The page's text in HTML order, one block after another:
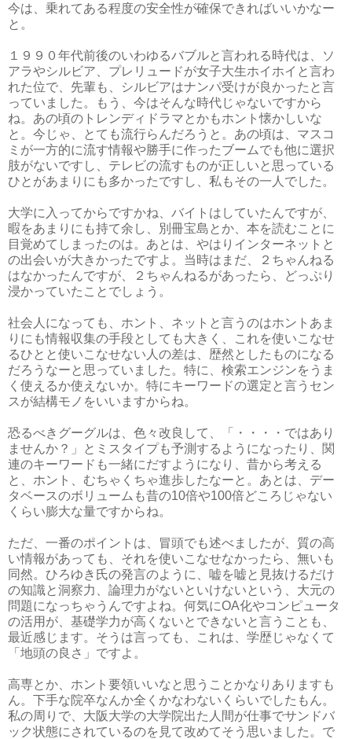
今は、乗れてある程度の安全性が確保できればいいかなー
と。
１９９０年代前後のいわゆるバブルと言われる時代は、ソ
アラやシルビア、プレリュードが女子大生ホイホイと言わ
れた位で、先輩も、シルビアはナンパ受けが良かったと言
っていました。もう、今はそんな時代じゃないですから
ね。あの頃のトレンディドラマとかもホント懐かしいな
と。今じゃ、とても流行らんだろうと。あの頃は、マスコ
ミが一方的に流す情報や勝手に作ったブームでも他に選択
肢がないですし、テレビの流すものが正しいと思っている
ひとがあまりにも多かったですし、私もその一人でした。
大学に入ってからですかね、バイトはしていたんですが、
暇をあまりにも持て余し、別冊宝島とか、本を読むことに
目覚めてしまったのは。あとは、やはりインターネットと
の出会いが大きかったですよ。当時はまだ、２ちゃんねる
はなかったんですが、２ちゃんねるがあったら、どっぷり
浸かっていたことでしょう。
社会人になっても、ホント、ネットと言うのはホントあま
りにも情報収集の手段としても大きく、これを使いこなせ
るひとと使いこなせない人の差は、歴然としたものになる
だろうなーと思っていました。特に、検索エンジンをうま
く使えるか使えないか。特にキーワードの選定と言うセン
スが結構モノをいいますからね。
恐るべきグーグルは、色々改良して、「・・・・ではあり
ませんか？」とミスタイプも予測するようになったり、関
連のキーワードも一緒にだすようになり、昔から考える
と、ホント、むちゃくちゃ進歩したなーと。あとは、デー
タベースのボリュームも昔の10倍や100倍どころじゃない
くらい膨大な量ですからね。
ただ、一番のポイントは、冒頭でも述べましたが、質の高
い情報があっても、それを使いこなせなかったら、無いも
同然。ひろゆき氏の発言のように、嘘を嘘と見抜けるだけ
の知識と洞察力、論理力がないといけないという、大元の
問題になっちゃうんですよね。何気にOA化やコンピュータ
の活用が、基礎学力が高くないとできないと言うことも、
最近感じます。そうは言っても、これは、学歴じゃなくて
「地頭の良さ」ですよ。
高専とか、ホント要領いいなと思うことかなりありますも
ん。下手な院卒なんか全くかなわないくらいでしたもん。
私の周りで、大阪大学の大学院出た人間が仕事でサンドバ
ック状態にされているのを見て改めてそう思いました。で